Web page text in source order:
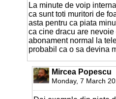
La minute de voip
ca sunt toti muritori de
asta pentru ca piata
ca cine dracu are
abonament normal la
probabil ca o sa devina
Mircea Popescu
Monday, 7 March